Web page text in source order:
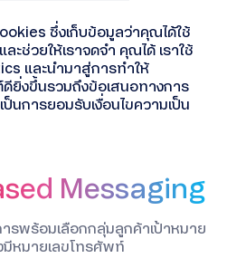
ซึ่งเก็บข้อมูลว่าคุณได้ใช้
ละช่วยให้เราจดจำ คุณได้ เราใช้
และนำมาสู่การทำให้
ยิ่งขึ้นรวมถึงข้อเสนอทางการ
การยอมรับเงื่อนไขความเป็น
Messaging
รพร้อมเลือกกลุ่มลูกค้าเป้าหมาย
มีหมายเลขโทรศัพท์